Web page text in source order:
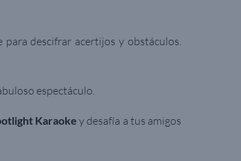
descifrar acertijos y obstáculos.
espectáculo.
Karaokey desafía a tus amigos